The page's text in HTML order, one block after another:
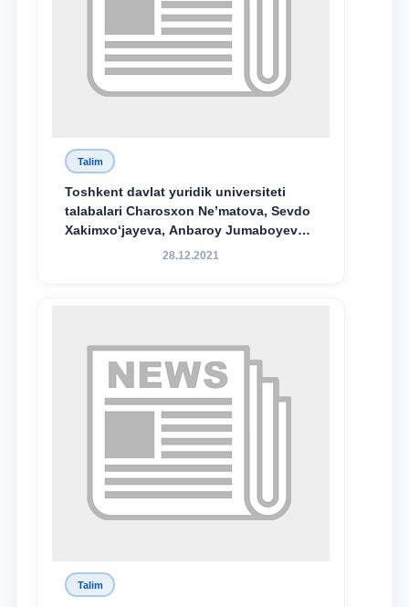
Talim
Toshkent davlat yuridik universiteti
talabalari Charosxon Ne’matova, Sevdo
Xakimxo‘jayeva, Anbaroy Jumaboyeva
hamda TDYU qoshidagi M.S.Vosiqova
bo‘ldi.
28.12.2021
Talim